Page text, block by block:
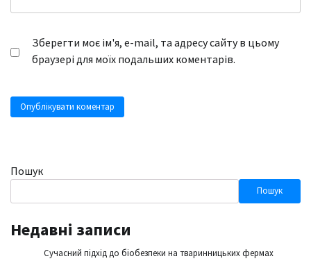
Зберегти моє ім'я, e-mail, та адресу сайту в цьому
браузері для моїх подальших коментарів.
Пошук
Пошук
Недавні записи
Сучасний підхід до біобезпеки на тваринницьких фермах